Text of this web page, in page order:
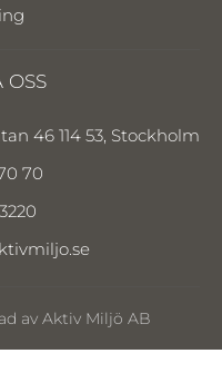
OSS
46 114 53, Stockholm
70
av Aktiv Miljö AB